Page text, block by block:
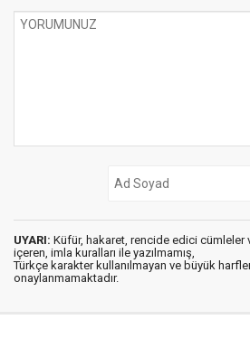
UYARI: Küfür, hakaret, rencide edici cümleler
içeren, imla kuralları ile yazılmamış,
Türkçe karakter kullanılmayan ve büyük
onaylanmamaktadır.